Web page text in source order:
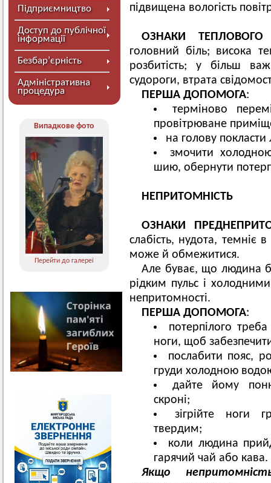
Підприємництво
Доступ до публічної
інформації
Безбар’єрність
Адміністративна
процедура
Випадкове фото
Перейти до галереї
підвищена вологість
ОЗНАКИ ТЕПЛОВОГО
головний біль; висока
розбитість; у більш
судороги, втрата
ПЕРША ДОПОМОГА:
терміново
провітрюване
на голову покласти
змочити
шию, обернути
НЕПРИТОМНІСТЬ
ОЗНАКИ
слабість, нудота, темніє
може й обмежитися.
Але буває, що людина
рідким пульс і
непритомності.
ПЕРША ДОПОМОГА:
потерпілого
ноги, щоб
послабити пояс,
груди холодною
дайте йому
скроні;
зігрійте ноги
твердим;
коли людина
гарячий чай або кава.
Якщо